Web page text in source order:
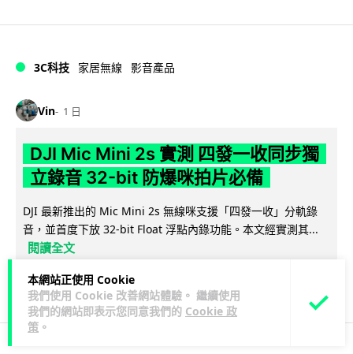
本網站正使用 Cookie
我們使用 Cookie 改善網站體驗。 繼續使用
我們的網站即表示您同意我們的 Cookie 政
策 。
3C科技 家居無線 影音產品
Vin 1 日
DJI Mic Mini 2s 實測 四發一收同步獨
立錄音 32-bit 防爆咪拍片必備
DJI 最新推出的 Mic Mini 2s 無線咪支援「四發一收」分軌錄
音，並首度下放 32-bit Float 浮點內錄功能。本文經實測其...
閱讀全文
249 1↗ 分享